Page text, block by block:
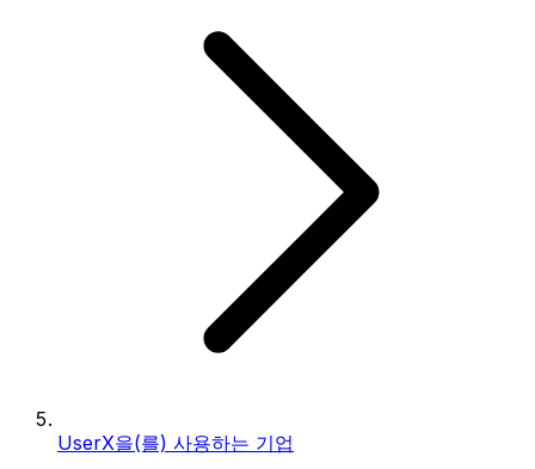
UserX을(를) 사용하는 기업